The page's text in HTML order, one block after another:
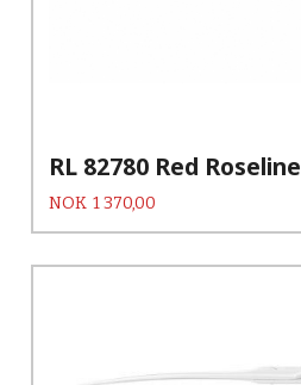
RL 82780 Red Roseline
Pris
NOK 1 370,00